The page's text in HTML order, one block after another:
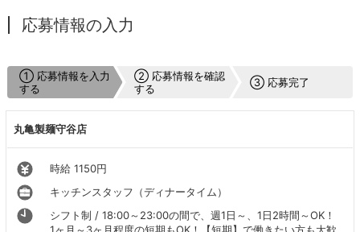
応募情報の入力
① 応募情報を入力
する
② 応募情報を確認
する
③ 応募完了
丸亀製麺守谷店
時給 1150円
キッチンスタッフ（ディナータイム）
シフト制 / 18:00～23:00の間で、週1日～、1日2時間～OK！
1ヶ月～3ヶ月程度の短期もOK！【短期】で働きたい方も大歓